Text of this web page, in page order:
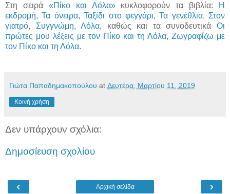
Στη σειρά «Πίκο και Λόλα»κυκλοφορούν τα βιβλία:
Η
εκδρομή,Τα όνειρα,Ταξίδι στο φεγγάρι,Τα γενέθλια, Στον
γιατρό, Συγγνώμη, Λόλα, καθώς και τα συνοδευτικάΟι
πρώτες μου λέξεις με τον Πίκο και τη Λόλα, Ζωγραφίζω με
τον Πίκο και τη Λόλα.
Γιώτα Παπαδημακοπούλου at Δευτέρα, Μαρτίου 11, 2019
Κοινή χρήση
Δεν υπάρχουν σχόλια:
Δημοσίευση σχολίου
‹ ›
Αρχική σελίδα